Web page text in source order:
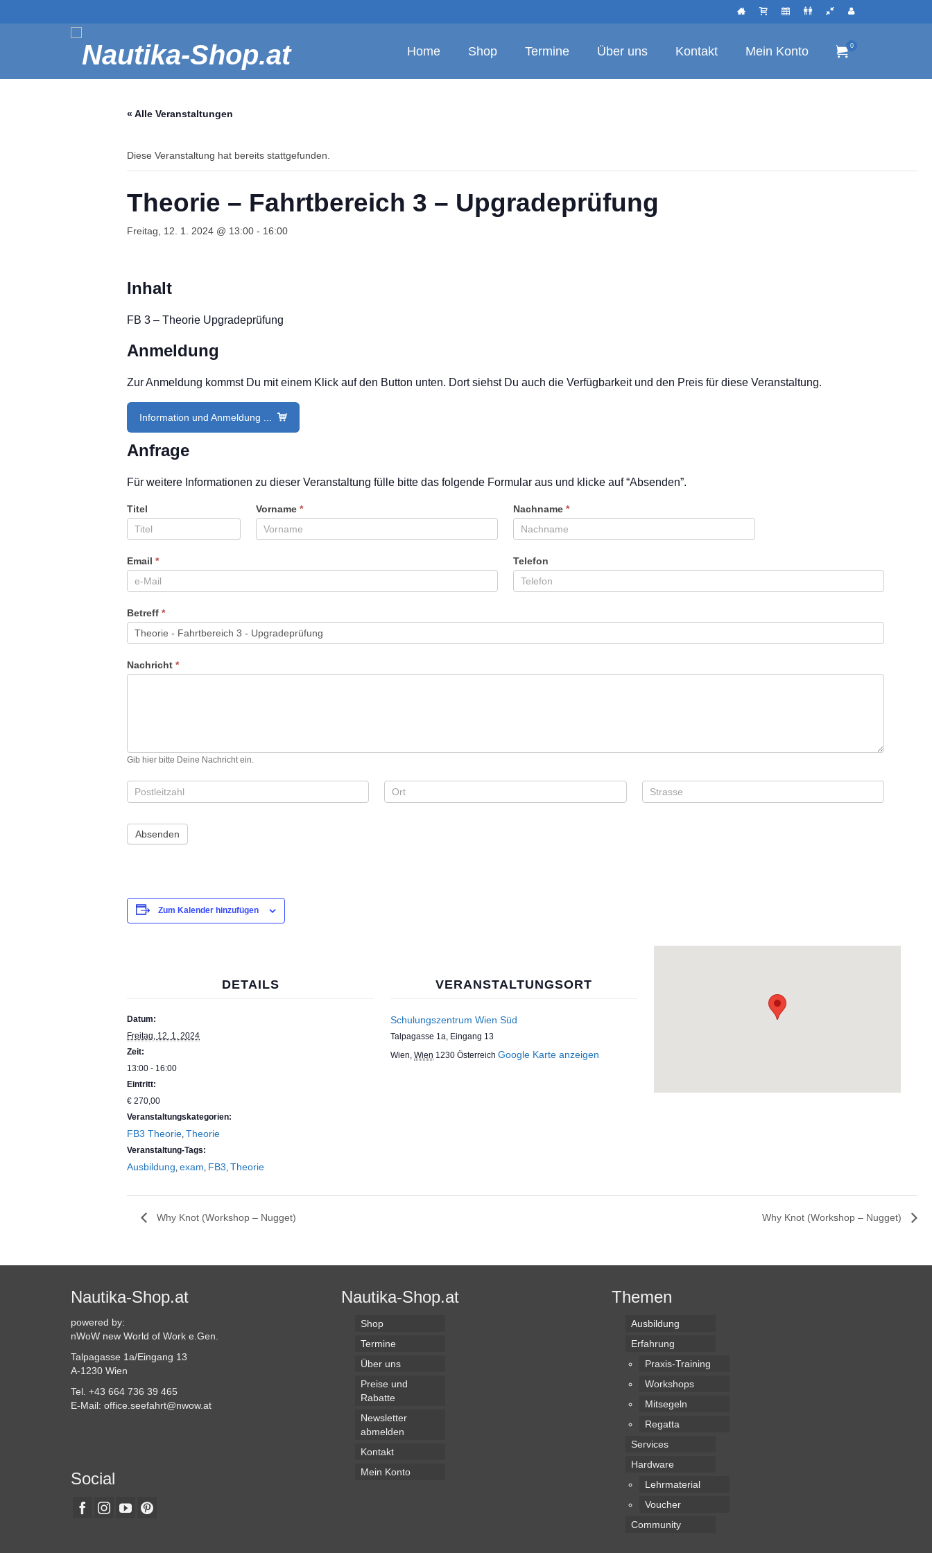
Home Shop Termine Über uns Kontakt Mein Konto 0
« Alle Veranstaltungen
Diese Veranstaltung hat bereits stattgefunden.
Theorie – Fahrtbereich 3 – Upgradeprüfung
Freitag, 12. 1. 2024 @ 13:00 - 16:00
Inhalt
FB 3 – Theorie Upgradeprüfung
Anmeldung
Zur Anmeldung kommst Du mit einem Klick auf den Button unten. Dort siehst Du auch die Verfügbarkeit und den Preis für diese Veranstaltung.
Information und Anmeldung ...
Anfrage
Für weitere Informationen zu dieser Veranstaltung fülle bitte das folgende Formular aus und klicke auf “Absenden”.
Titel Vorname * Nachname *
Email * Telefon
Betreff *
Nachricht *
Gib hier bitte Deine Nachricht ein.
Zum Kalender hinzufügen
DETAILS
Datum:
Freitag, 12. 1. 2024
Zeit:
13:00 - 16:00
Eintritt:
€ 270,00
Veranstaltungskategorien:
FB3 Theorie, Theorie
Veranstaltung-Tags:
Ausbildung, exam, FB3, Theorie
VERANSTALTUNGSORT
Schulungszentrum Wien Süd
Talpagasse 1a, Eingang 13
Wien, Wien 1230 Österreich Google Karte anzeigen
Why Knot (Workshop – Nugget) Why Knot (Workshop – Nugget)
Nautika-Shop.at
powered by:
nWoW new World of Work e.Gen.
Talpagasse 1a/Eingang 13
A-1230 Wien
Tel. +43 664 736 39 465
E-Mail: office.seefahrt@nwow.at
Social
Nautika-Shop.at
Shop
Termine
Über uns
Preise und
Rabatte
Newsletter
abmelden
Kontakt
Mein Konto
Themen
Ausbildung
Erfahrung
Praxis-Training
Workshops
Mitsegeln
Regatta
Services
Hardware
Lehrmaterial
Voucher
Community